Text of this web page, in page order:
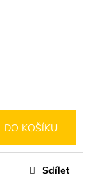
DO KOŠÍKU
Sdílet